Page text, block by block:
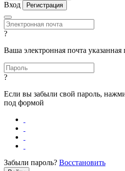
Вход Регистрация
?
Ваша электронная почта указанная
?
Если вы забыли свой пароль,
под формой
Забыли пароль? Восстановить